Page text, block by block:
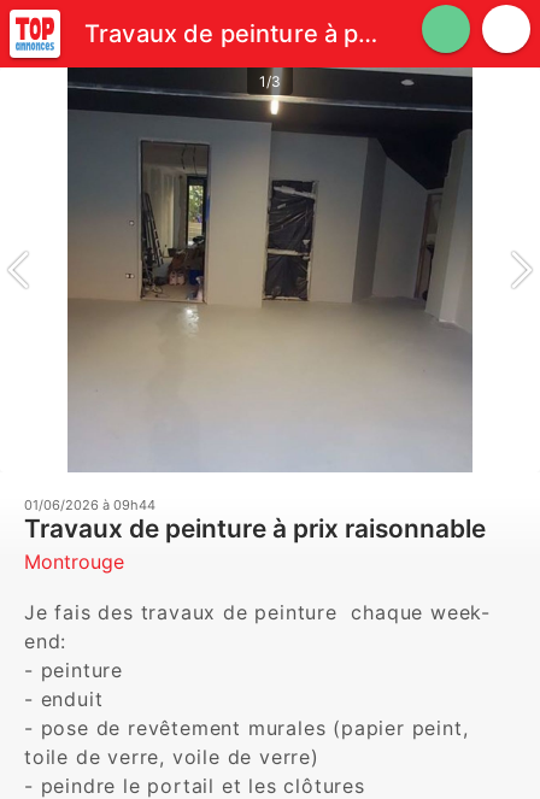
Travaux de peinture à prix raisonnable
1/3
01/06/2026 à 09h44
Travaux de peinture à prix raisonnable
Montrouge
Je fais des travaux de peinture  chaque week-
end:
- peinture
- enduit
- pose de revêtement murales (papier peint,
toile de verre, voile de verre)
- peindre le portail et les clôtures